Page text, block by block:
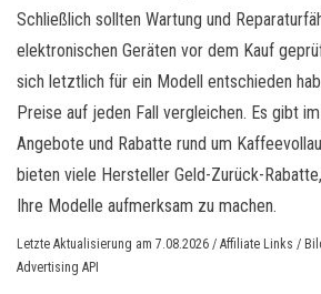
Schließlich sollten Wartung und
elektronischen Geräten vor dem Kauf
sich letztlich für ein Modell entschieden
Preise auf jeden Fall vergleichen. Es gibt
Angebote und Rabatte rund um
bieten viele Hersteller Geld-Zurück-
Ihre Modelle aufmerksam zu machen.
Letzte Aktualisierung am 7.08.2026 / Affiliate Links /
Advertising API